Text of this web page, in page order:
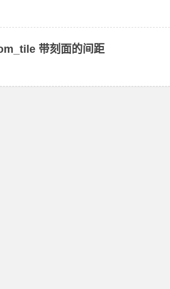
带刻面的间距